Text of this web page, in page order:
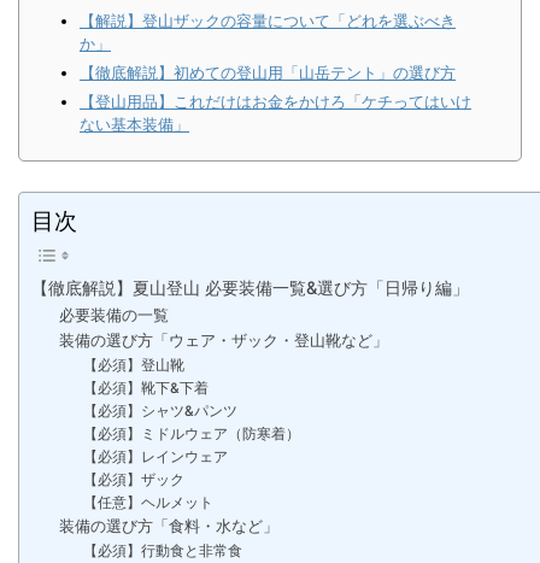
【解説】登山ザックの容量について「どれを選ぶべき
か」
【徹底解説】初めての登山用「山岳テント」の選び方
【登山用品】これだけはお金をかけろ「ケチってはいけ
ない基本装備」
目次
【徹底解説】夏山登山 必要装備一覧&選び方「日帰り編」
必要装備の一覧
装備の選び方「ウェア・ザック・登山靴など」
【必須】登山靴
【必須】靴下&下着
【必須】シャツ&パンツ
【必須】ミドルウェア（防寒着）
【必須】レインウェア
【必須】ザック
【任意】ヘルメット
装備の選び方「食料・水など」
【必須】行動食と非常食